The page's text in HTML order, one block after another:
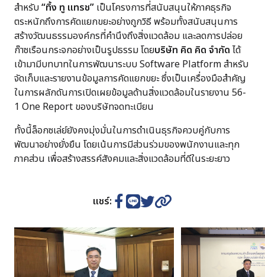
สำหรับ“ทิ้ง ทู แทรช” เป็นโครงการที่สนับสนุนให้ภาคธุรกิจ
ตระหนักถึงการคัดแยกขยะอย่างถูกวิธี พร้อมทั้งสนับสนุนการ
สร้างวัฒนธรรมองค์กรที่คำนึงถึงสิ่งแวดล้อม และลดการปล่อย
ก๊าซเรือนกระจกอย่างเป็นรูปธรรม โดยบริษัท คิด คิด จำกัด ได้
เข้ามามีบทบาทในการพัฒนาระบบ Software Platform สำหรับ
จัดเก็บและรายงานข้อมูลการคัดแยกขยะ ซึ่งเป็นเครื่องมือสำคัญ
ในการผลักดันการเปิดเผยข้อมูลด้านสิ่งแวดล้อมในรายงาน 56-
1 One Report ของบริษัทจดทะเบียน
ทั้งนี้ล็อกซเล่ย์ยังคงมุ่งมั่นในการดำเนินธุรกิจควบคู่กับการ
พัฒนาอย่างยั่งยืน โดยเน้นการมีส่วนร่วมของพนักงานและทุก
ภาคส่วน เพื่อสร้างสรรค์สังคมและสิ่งแวดล้อมที่ดีในระยะยาว
แชร์: